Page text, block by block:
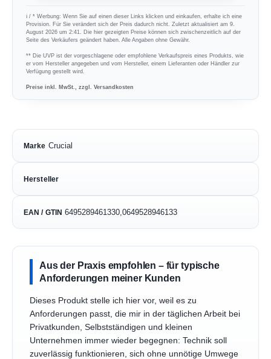
ℹ︎ / * Werbung: Wenn Sie auf einen dieser Links klicken und einkaufen, erhalte ich eine
Provision. Für Sie verändert sich der Preis dadurch nicht. Zuletzt aktualisiert am 9.
August 2026 um 2:41. Die hier gezeigten Preise können sich zwischenzeitlich auf der
Seite des Verkäufers geändert haben. Alle Angaben ohne Gewähr.
** Die UVP ist der vorgeschlagene oder empfohlene Verkaufspreis eines Produkts, wie
er vom Hersteller angegeben und vom Hersteller, einem Lieferanten oder Händler zur
Verfügung gestellt wird.
Preise inkl. MwSt., zzgl. Versandkosten
Marke Crucial
Hersteller
EAN / GTIN 6495289461330,0649528946133
Aus der Praxis empfohlen – für typische
Anforderungen meiner Kunden
Dieses Produkt stelle ich hier vor, weil es zu
Anforderungen passt, die mir in der täglichen Arbeit bei
Privatkunden, Selbstständigen und kleinen
Unternehmen immer wieder begegnen: Technik soll
zuverlässig funktionieren, sich ohne unnötige Umwege